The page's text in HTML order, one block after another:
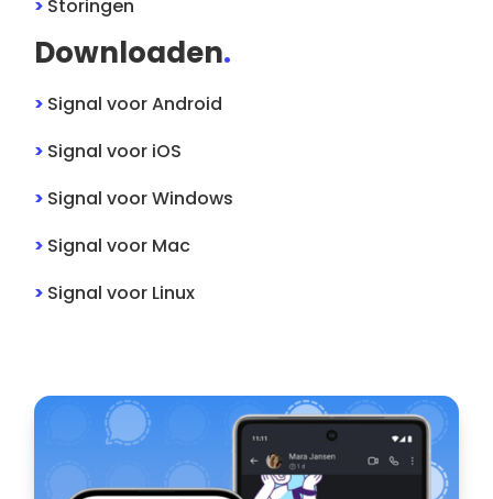
> Storingen
Downloaden.
> SignalvoorAndroid
> Signalvoor iOS
> SignalvoorWindows
> Signalvoor Mac
> Signalvoor Linux